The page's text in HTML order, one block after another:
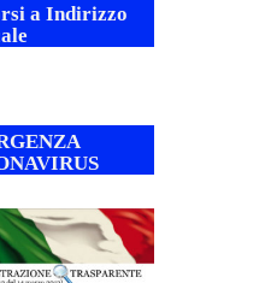
a Indirizzo